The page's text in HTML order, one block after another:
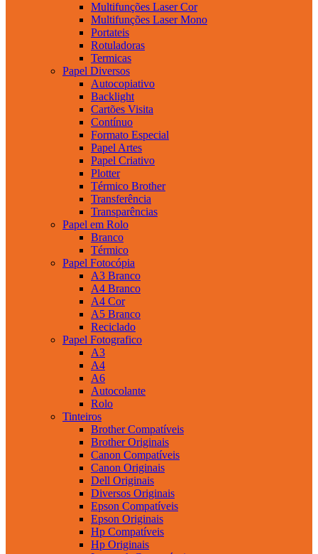
Multifunções Laser Cor
Multifunções Laser Mono
Portateis
Rotuladoras
Termicas
Papel Diversos
Autocopiativo
Backlight
Cartões Visita
Contínuo
Formato Especial
Papel Artes
Papel Criativo
Plotter
Térmico Brother
Transferência
Transparências
Papel em Rolo
Branco
Térmico
Papel Fotocópia
A3 Branco
A4 Branco
A4 Cor
A5 Branco
Reciclado
Papel Fotografico
A3
A4
A6
Autocolante
Rolo
Tinteiros
Brother Compatíveis
Brother Originais
Canon Compatíveis
Canon Originais
Dell Originais
Diversos Originais
Epson Compatíveis
Epson Originais
Hp Compatíveis
Hp Originais